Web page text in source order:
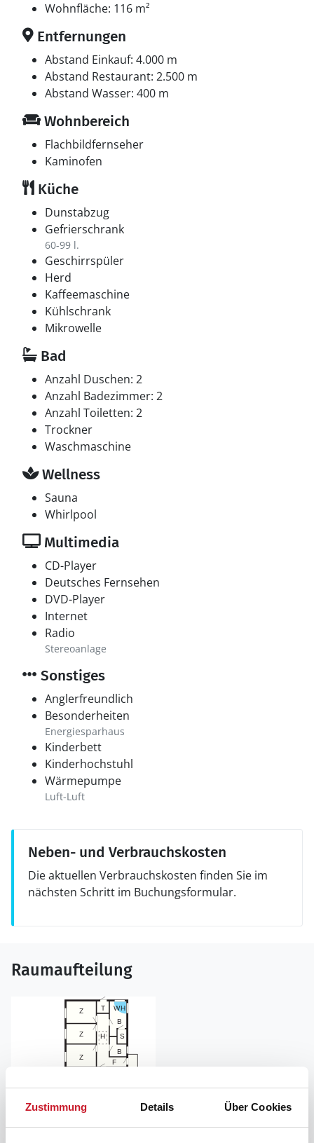
Zustimmung Details Über Cookies
Wohnfläche: 116 m²
Entfernungen
Abstand Einkauf: 4.000 m
Abstand Restaurant: 2.500 m
Abstand Wasser: 400 m
Wohnbereich
Flachbildfernseher
Kaminofen
Küche
Dunstabzug
Gefrierschrank
60-99 l.
Geschirrspüler
Herd
Kaffeemaschine
Kühlschrank
Mikrowelle
Bad
Anzahl Duschen: 2
Anzahl Badezimmer: 2
Anzahl Toiletten: 2
Trockner
Waschmaschine
Wellness
Sauna
Whirlpool
Multimedia
CD-Player
Deutsches Fernsehen
DVD-Player
Internet
Radio
Stereoanlage
Sonstiges
Anglerfreundlich
Besonderheiten
Energiesparhaus
Kinderbett
Kinderhochstuhl
Wärmepumpe
Luft-Luft
Neben- und Verbrauchskosten
Die aktuellen Verbrauchskosten finden Sie im
nächsten Schritt im Buchungsformular.
Raumaufteilung